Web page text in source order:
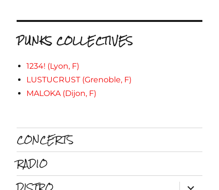
PUNKS COLLECTIVES
1234! (Lyon, F)
LUSTUCRUST (Grenoble, F)
MALOKA (Dijon, F)
CONCERTS
RADIO
ouvrir